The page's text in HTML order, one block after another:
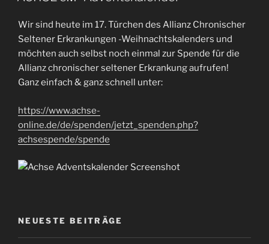
Wir sind heute im 17. Türchen des Allianz Chronischer
Seltener Erkrankungen -Weihnachtskalenders und
möchten auch selbst noch einmal zur Spende für die
Allianz chronischer seltener Erkrankung aufrufen!
Ganz einfach & ganz schnell unter:
https://www.achse-
online.de/de/spenden/jetzt_spenden.php?
achsespende/spende
NEUESTE BEITRÄGE